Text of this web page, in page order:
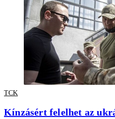
TCK
Kínzásért felelhet az